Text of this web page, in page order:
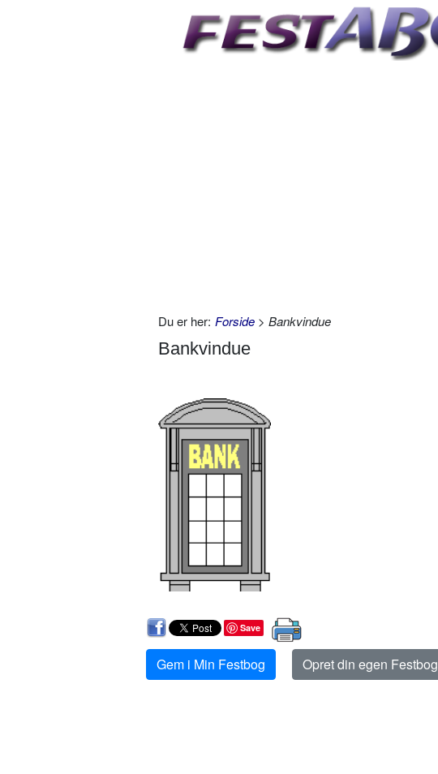
Du er her: Forside > Bankvindue
Bankvindue
Save
Gem i Min Festbog Opret din egen Festbog